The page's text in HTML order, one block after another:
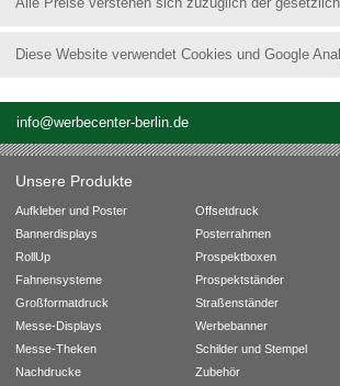
Diese Website verwendet Cookies und Google
info@werbecenter-berlin.de
Unsere Produkte
Aufkleber und Poster
Bannerdisplays
RollUp
Fahnensysteme
Großformatdruck
Messe-Displays
Messe-Theken
Nachdrucke
Offsetdruck
Posterrahmen
Prospektboxen
Prospektständer
Straßenständer
Werbebanner
Schilder und Stempel
Zubehör